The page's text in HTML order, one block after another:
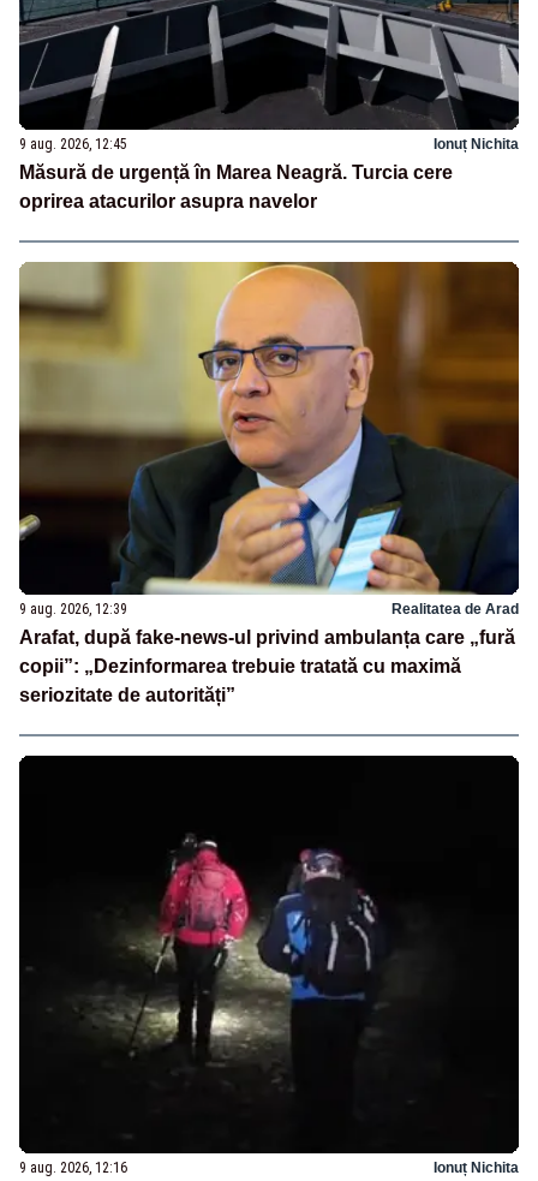
9 aug. 2026, 12:45 Ionuț Nichita
Măsură de urgență în Marea Neagră. Turcia cere
oprirea atacurilor asupra navelor
9 aug. 2026, 12:39 Realitatea de Arad
Arafat, după fake-news-ul privind ambulanța care „fură
copii”: „Dezinformarea trebuie tratată cu maximă
seriozitate de autorități”
9 aug. 2026, 12:16 Ionuț Nichita